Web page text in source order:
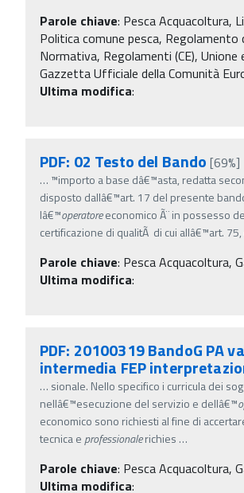
Parole chiave: Pesca Acquacoltura,
Politica comune pesca, Regolamento
Normativa, Regolamenti (CE), Unione
Gazzetta Ufficiale della Comunità
Ultima modifica:
PDF: 02 Testo del Bando [69%]
… ™importo a base dâ€™asta, redatta
disposto dallâ€™art. 17 del presente
lâ€™operatoreeconomico Ã¨ in possesso
certificazione di qualitÃ di cui allâ€™art. 75,
Parole chiave: Pesca Acquacoltura,
Ultima modifica:
PDF: 20100319 BandoG PA
intermedia FEP
… sionale. Nello specifico i curricula dei
nellâ€™esecuzione del servizio e dellâ€™
economico sono richiesti al fine di
tecnica e professionalerichies …
Parole chiave: Pesca Acquacoltura,
Ultima modifica: